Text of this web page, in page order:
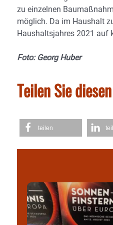
zu einzelnen
möglich. Da im Haushalt
Haushaltsjahres 2021 auf
Foto: Georg Huber
Teilen Sie
teilen